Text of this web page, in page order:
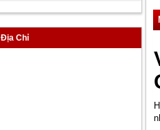
Địa Chỉ